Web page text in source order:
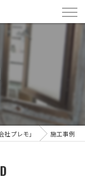
プレモ」 施工事例